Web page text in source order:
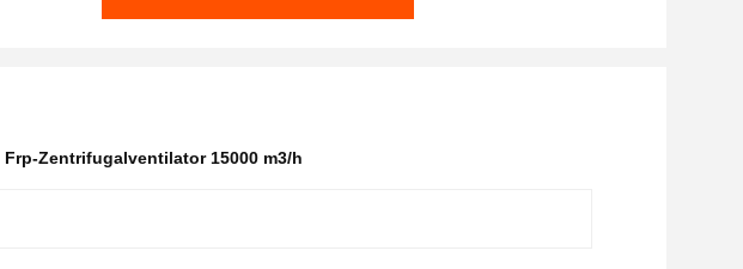
Frp-Zentrifugalventilator 15000 m3/h